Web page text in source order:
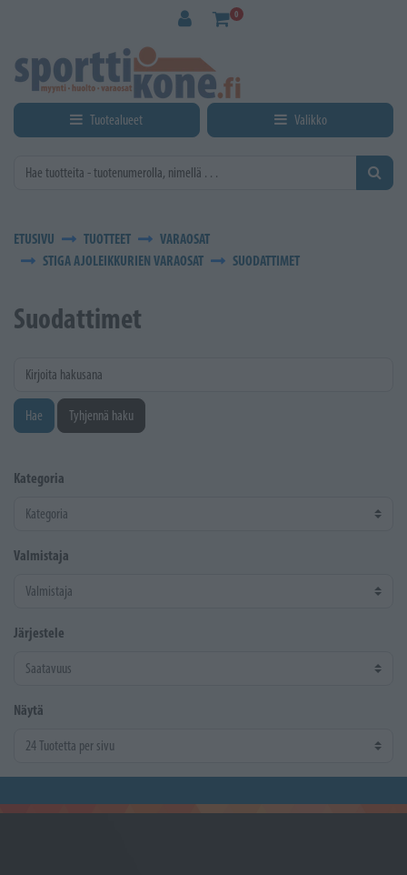
0
Tuotealueet Valikko
ETUSIVU TUOTTEET
VARAOSAT
STIGA AJOLEIKKURIEN VARAOSAT
SUODATTIMET
Suodattimet
Kirjoita hakusana
Hae Tyhjennä haku
Kategoria
Valmistaja
Järjestele
Näytä